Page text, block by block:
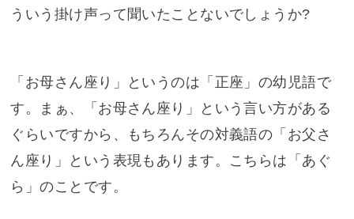
ういう掛け声って聞いたことないでしょうか?
「お母さん座り」というのは「正座」の幼児語で
す。まぁ、「お母さん座り」という言い方がある
ぐらいですから、もちろんその対義語の「お父さ
ん座り」という表現もあります。こちらは「あぐ
ら」のことです。